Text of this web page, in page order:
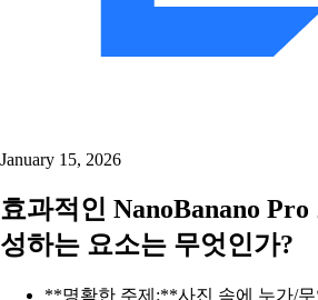
January 15, 2026
효과적인 NanoBanano
성하는 요소는 무엇인가?
**명확한 주제:**사진 속에 누가/무